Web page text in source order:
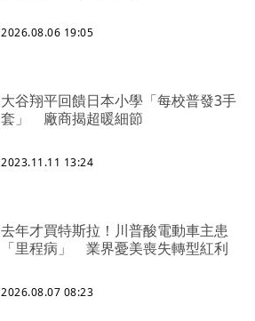
2026.08.06 19:05
大谷翔平回饋日本小學「每校普發3手
套」 廠商揭超暖細節
2023.11.11 13:24
去年才買特斯拉！川普酸電動車主患
「里程病」 業界憂美喪失轉型紅利
2026.08.07 08:23